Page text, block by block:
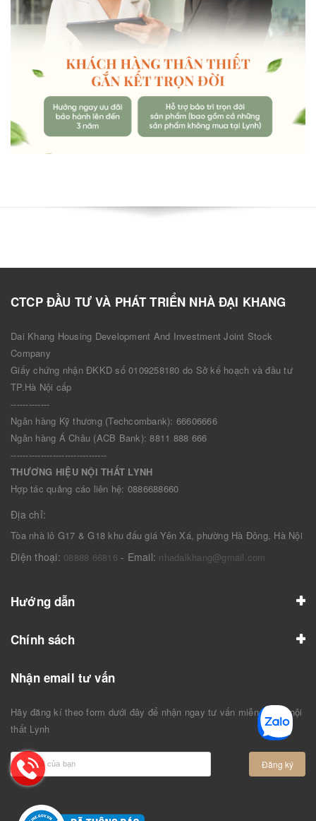
CTCP ĐẦU TƯ VÀ PHÁT TRIỂN NHÀ ĐẠI KHANG
Dai Khang Housing Development And Investment Joint Stock
Company
Giấy chứng nhận ĐKKD số 0109258180 do Sở kế hoạch và đầu tư
TP.Hà Nội cấp
-------------
Ngân hàng Kỹ thương (Techcombank): 66606666
Ngân hàng Á Châu (ACB Bank): 8811 888 666
--------------------------------
THƯƠNG HIỆU NỘI THẤT LYNH
Hợp tác quảng cáo liên hệ: 0886688660
Địa chỉ:
Tòa nhà lô G17 & G18 khu đấu giá Yên Xá, phường Hà Đông, Hà Nội
Điện thoại: 08888 66816 - Email: nhadaikhang@gmail.com
Hướng dẫn
Chính sách
Nhận email tư vấn
Hãy đăng kí theo form dưới đây để nhận ngay tư vấn miễn phí từ nội
thất Lynh
Đăng ký